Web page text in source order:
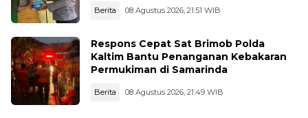
Berita 08 Agustus 2026, 21:51 WIB
Respons Cepat Sat Brimob Polda
Kaltim Bantu Penanganan Kebakaran
Permukiman di Samarinda
Berita 08 Agustus 2026, 21:49 WIB